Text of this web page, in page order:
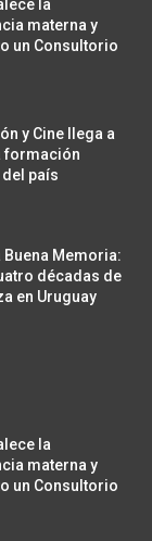
la
materna y
un Consultorio
y Cine llega a
formación
país
Memoria:
décadas de
en Uruguay
la
materna y
un Consultorio